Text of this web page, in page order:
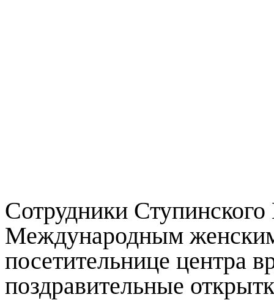
Сотрудники
Международным
посетительнице центра
поздравительные